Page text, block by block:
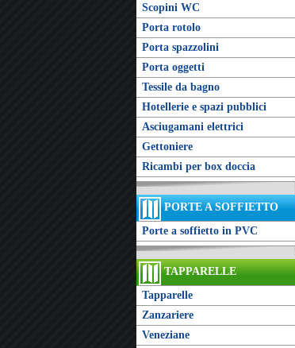
Scopini WC
Porta rotolo
Porta spazzolini
Porta oggetti
Tessile da bagno
Hotellerie e spazi pubblici
Asciugamani elettrici
Gettoniere
Ricambi per box doccia
PORTE A SOFFIETTO
Porte a soffietto in PVC
TAPPARELLE
Tapparelle
Zanzariere
Veneziane